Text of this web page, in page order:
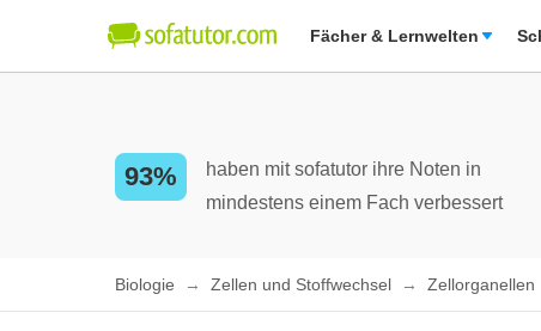
Fächer & Lernwelten
93%
haben mit sofatutor ihre Noten in
mindestens einem Fach verbessert
Biologie Zellen und Stoffwechsel Zellorganellen